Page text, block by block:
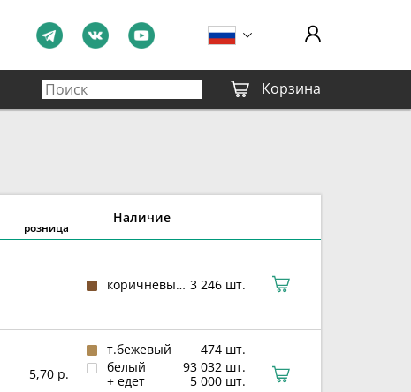
Корзина
Наличие
розница
коричневый (RAL 8003) 3 246 шт.
5,70 р.
т.бежевый
474 шт.
белый
93 032 шт.
+ едет
5 000 шт.